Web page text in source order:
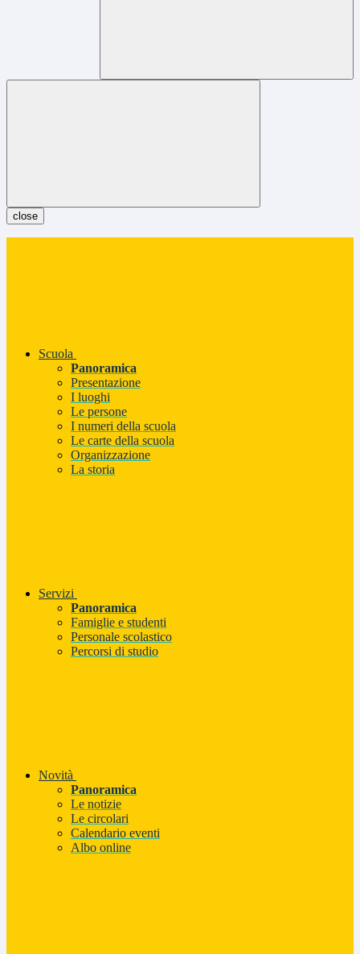
close
Scuola
Panoramica
Presentazione
I luoghi
Le persone
I numeri della scuola
Le carte della scuola
Organizzazione
La storia
Servizi
Panoramica
Famiglie e studenti
Personale scolastico
Percorsi di studio
Novità
Panoramica
Le notizie
Le circolari
Calendario eventi
Albo online